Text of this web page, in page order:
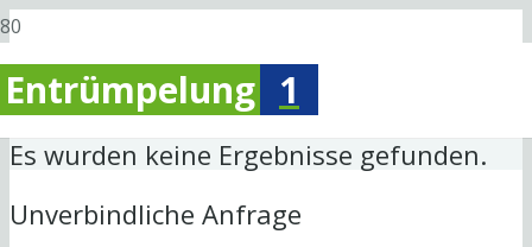
Entrümpelung 1
Es wurden keine Ergebnisse gefunden.
Unverbindliche Anfrage